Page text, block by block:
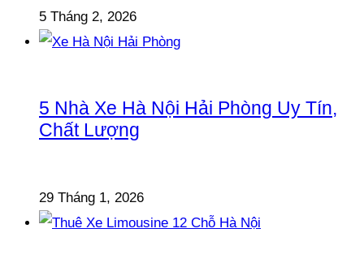
5 Tháng 2, 2026
5 Nhà Xe Hà Nội Hải Phòng Uy Tín,
Chất Lượng
29 Tháng 1, 2026